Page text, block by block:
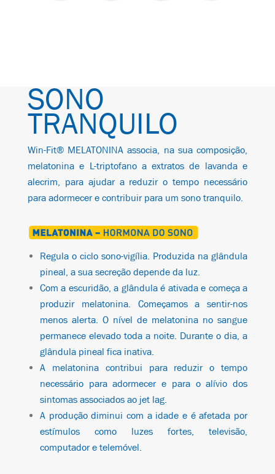
SONO
TRANQUILO
Win-Fit® MELATONINA associa, na sua composição,
melatonina e L-triptofano a extratos de lavanda e
alecrim , para ajudar a reduzir o tempo necessário
para adormecer e contribuir para um sono tranquilo.
Regula o ciclo sono-vigília . Produzida na glândula
pineal, a sua secreção depende da luz.
Com a escuridão, a glândula é ativada e começa a
produzir melatonina. Começamos a sentir-nos
menos alerta. O nível de melatonina no sangue
permanece elevado toda a noite. Durante o dia, a
glândula pineal fica inativa.
A melatoninacontribui para reduzir o tempo
necessário para adormecere para oalívio dos
sintomas associados ao jet lag
A produção diminui com a idade e é afetada por
estímulos como luzes fortes, televisão,
computador e telemóvel.